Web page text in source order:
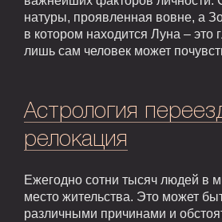
натуры, проявленная вовне, а
в котором находится Луна – это
лишь сам человек может
Астрология
релокация
Ежегодно сотни тысяч людей в
место жительства. Это может
различными причинами и